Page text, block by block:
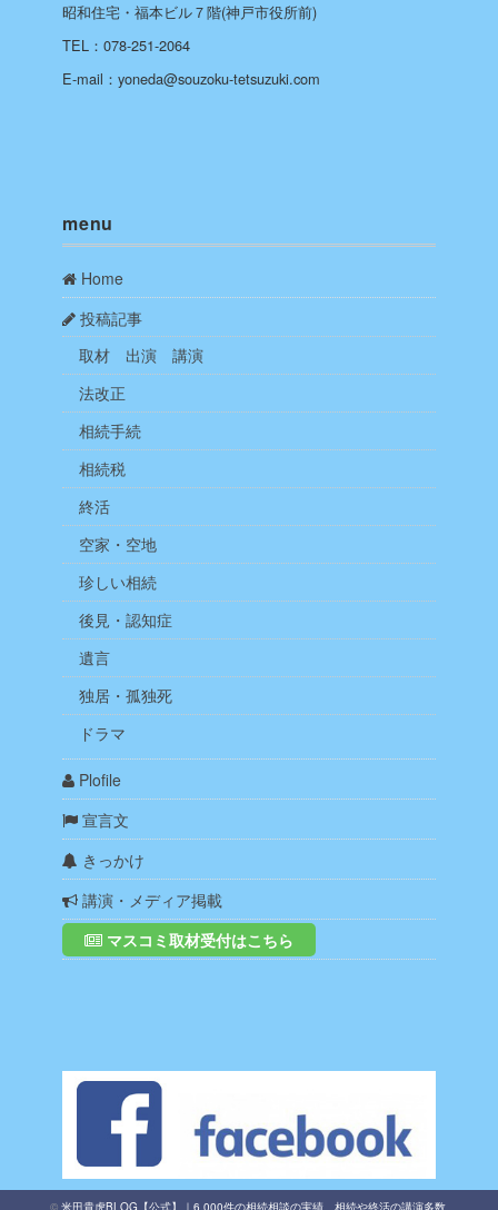
昭和住宅・福本ビル７階(神戸市役所前)
TEL：078-251-2064
E-mail：yoneda@souzoku-tetsuzuki.com
menu
Home
投稿記事
取材 出演 講演
法改正
相続手続
相続税
終活
空家・空地
珍しい相続
後見・認知症
遺言
独居・孤独死
ドラマ
Plofile
宣言文
きっかけ
講演・メディア掲載
マスコミ取材受付はこちら
© 米田貴虎BLOG【公式】｜6,000件の相続相談の実績、相続や終活の講演多数.